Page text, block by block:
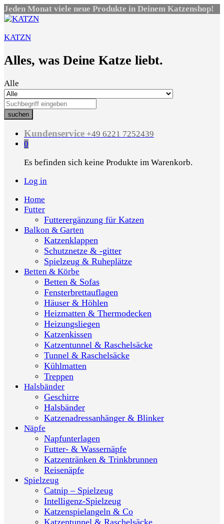
Jeden Monat viele neue Produkte in Deinem Katzenshop!
KATZN
Alles, was Deine Katze liebt.
Alle
suchen
Kundenservice +49 6221 7252439
0
Es befinden sich keine Produkte im Warenkorb.
Log in
Home
Futter
Futterergänzung für Katzen
Balkon & Garten
Katzenklappen
Schutznetze & -gitter
Spielzeug & Ruheplätze
Betten & Körbe
Betten & Sofas
Fensterbrettauflagen
Häuser & Höhlen
Heizmatten & Thermodecken
Heizungsliegen
Katzenkissen
Katzentunnel & Raschelsäcke
Tunnel & Raschelsäcke
Kühlmatten
Treppen
Halsbänder
Geschirre
Halsbänder
Katzenadressanhänger & Blinker
Näpfe
Napfunterlagen
Futter- & Wassernäpfe
Katzentränken & Trinkbrunnen
Reisenäpfe
Spielzeug
Catnip – Spielzeug
Intelligenz-Spielzeug
Katzenspielangeln & Co